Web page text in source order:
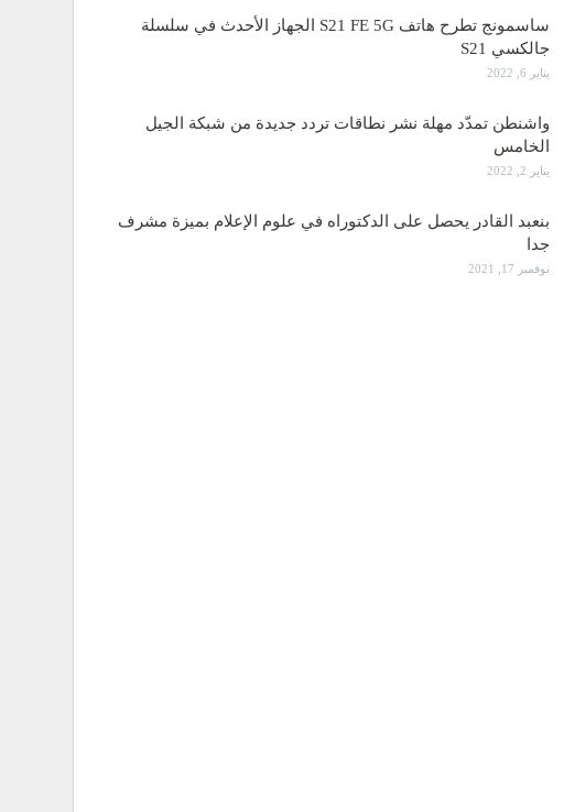
ساسمونج تطرح هاتف S21 FE 5G الجهاز الأحدث في سلسلة
جالكسي S21
يناير 6, 2022
واشنطن تمدّد مهلة نشر نطاقات تردد جديدة من شبكة الجيل
الخامس
يناير 2, 2022
بنعبد القادر يحصل على الدكتوراه في علوم الإعلام بميزة مشرف
جدا
نوفمبر 17, 2021